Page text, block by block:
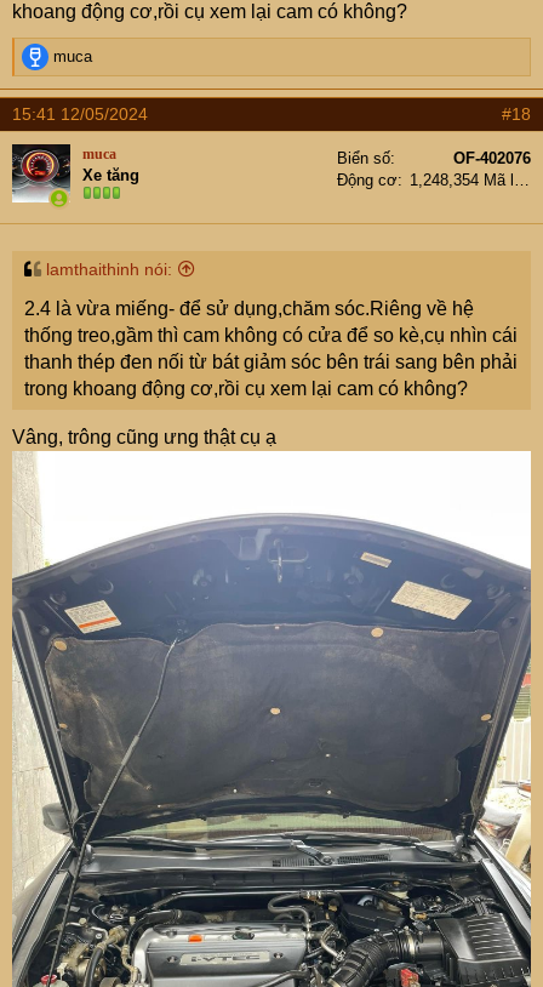
khoang động cơ,rồi cụ xem lại cam có không?
R
e
a
c
t
i
o
n
s
muca
15:41 12/05/2024 #18
muca
Xe tăng
Biển số
OF-402076
Động cơ
1,248,354 Mã lực
lamthaithinh nói:
2.4 là vừa miếng- để sử dụng,chăm sóc.Riêng về hệ
thống treo,gầm thì cam không có cửa để so kè,cụ nhìn cái
thanh thép đen nối từ bát giảm sóc bên trái sang bên phải
trong khoang động cơ,rồi cụ xem lại cam có không?
Vâng, trông cũng ưng thật cụ ạ